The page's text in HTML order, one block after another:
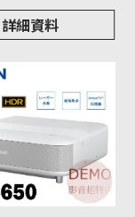
詳細資料